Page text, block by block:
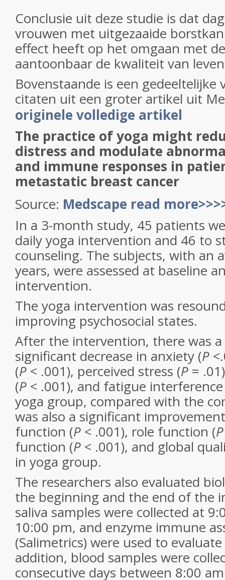
Conclusie uit deze studie is dat
vrouwen met uitgezaaide
effect heeft op het omgaan met
aantoonbaar de kwaliteit van
Bovenstaande is een gedeeltelijke
citaten uit een groter artikel uit
originele volledige artikel
The practice of yoga might
distress and modulate
and immune responses in
metastatic breast cancer
Source: Medscape read
In a 3-month study, 45 patients
daily yoga intervention and 46 to
counseling. The subjects, with an
years, were assessed at baseline
intervention.
The yoga intervention was
improving psychosocial states.
After the intervention, there was
significant decrease in anxiety (P
(P < .001), perceived stress (P =
(P < .001), and fatigue
yoga group, compared with the
was also a significant
function (P < .001), role function (
function (P < .001), and global
in yoga group.
The researchers also evaluated
the beginning and the end of the
saliva samples were collected at
10:00 pm, and enzyme immune
(Salimetrics) were used to
addition, blood samples were
consecutive days between 8:00